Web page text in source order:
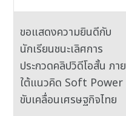
ขอแสดงความยินดีกับ
นักเรียนชนะเลิศการ
ประกวดคลิปวิดีโอสั้น ภาย
ใต้แนวคิด Soft Power
ขับเคลื่อนเศรษฐกิจไทย